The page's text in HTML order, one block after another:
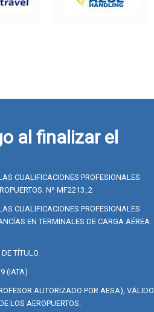
al finalizar el
CUALIFICACIONES PROFESIONALES
Nº MF2213_2
CUALIFICACIONES PROFESIONALES
EN TERMINALES DE CARGA AÉREA.
TÍTULO.
(IATA)
AUTORIZADO POR AESA), VÁLIDO
LOS AEROPUERTOS.